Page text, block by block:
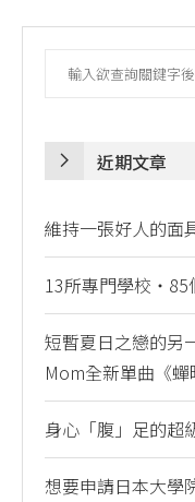
近期文章
維持一張好人的面
13所專門學校・
短暫夏日之戀的另
Mom全新單曲《
身心「腹」足的
想要申請日本大學